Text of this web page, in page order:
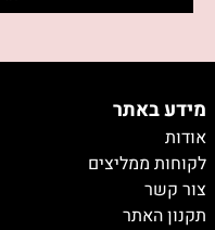
מידע באתר
אודות
לקוחות ממליצים
צור קשר
תקנון האתר